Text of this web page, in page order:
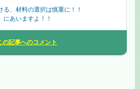
る、材料の選択は慎重に！！
あいますよ！！
の記事へのコメント